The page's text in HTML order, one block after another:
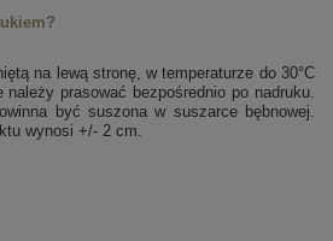
na lewą stronę, w temperaturze do 30°C
należy prasować bezpośrednio po nadruku.
być suszona w suszarce bębnowej.
wynosi +/- 2 cm.